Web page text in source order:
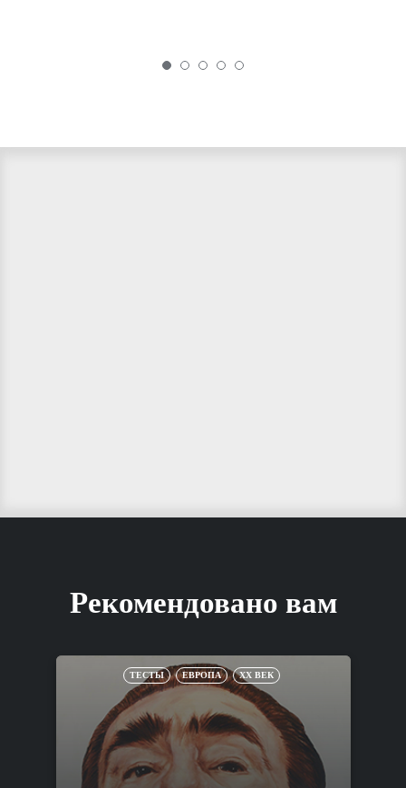
Рекомендовано вам
ТЕСТЫ ЕВРОПА XX ВЕК